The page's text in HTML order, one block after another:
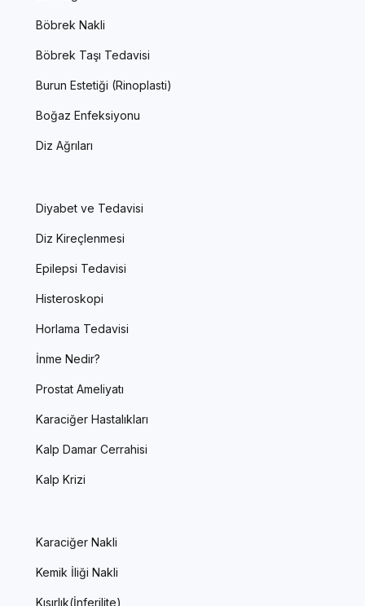
Böbrek Nakli
Böbrek Taşı Tedavisi
Burun Estetiği (Rinoplasti)
Boğaz Enfeksiyonu
Diz Ağrıları
Diyabet ve Tedavisi
Diz Kireçlenmesi
Epilepsi Tedavisi
Histeroskopi
Horlama Tedavisi
İnme Nedir?
Prostat Ameliyatı
Karaciğer Hastalıkları
Kalp Damar Cerrahisi
Kalp Krizi
Karaciğer Nakli
Kemik İliği Nakli
Kısırlık(İnferilite)